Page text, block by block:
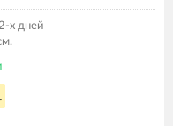
х дней